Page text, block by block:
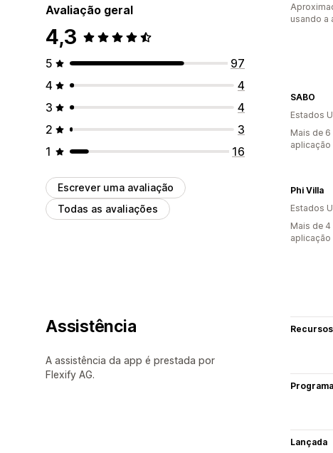
Avaliação geral
4,3
5
97
4
4
3
4
2
3
1
16
Escrever uma avaliação
Todas as avaliações
usando a
SABO
Estados
Mais de
aplicação
Phi Villa
Estados
Mais de
aplicação
Assistência
A assistência da app é prestada por
Flexify AG.
Recursos
Lançada